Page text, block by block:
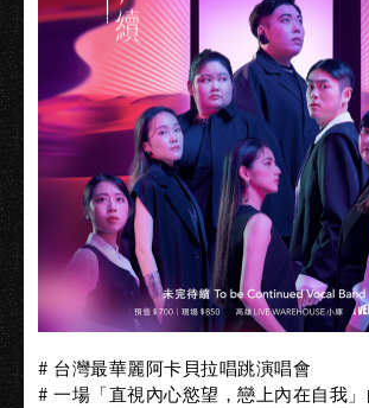
# 台灣最華麗阿卡貝拉唱跳演唱會
# 一場「直視內心慾望，戀上內在自我